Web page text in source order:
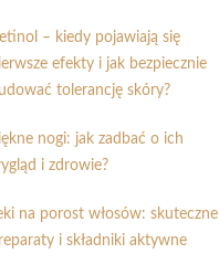
– kiedy pojawiają się
efekty i jak bezpiecznie
tolerancję skóry?
nogi: jak zadbać o ich
i zdrowie?
na porost włosów: skuteczne
i składniki aktywne